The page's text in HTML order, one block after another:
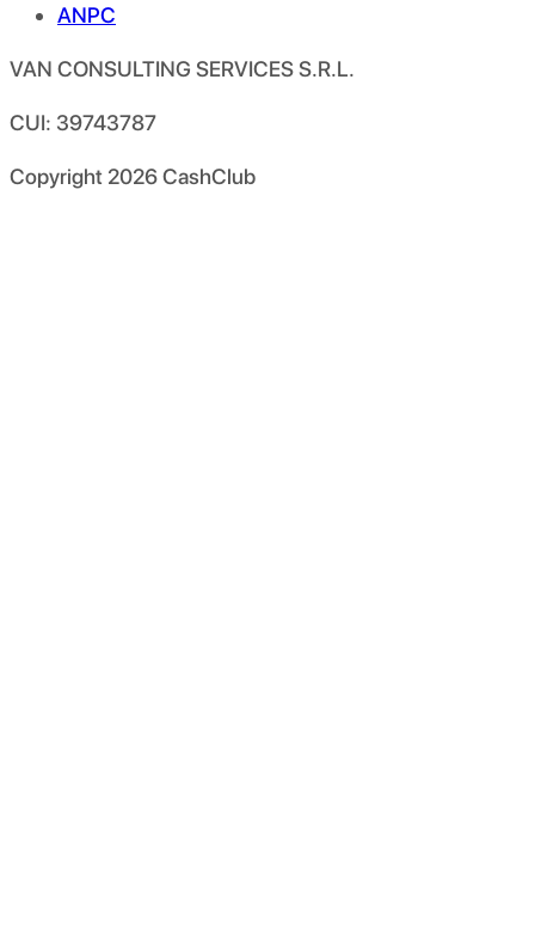
ANPC
VAN CONSULTING SERVICES S.R.L.
CUI: 39743787
Copyright 2026CashClub